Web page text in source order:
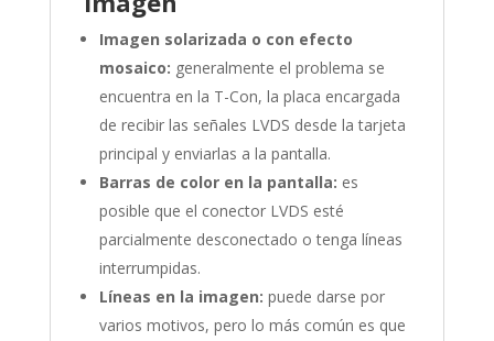
Imagen solarizada o con efecto
mosaico: generalmente el problema se
encuentra en la T-Con, la placa encargada
de recibir las señales LVDS desde la tarjeta
principal y enviarlas a la pantalla.
Barras de color en la pantalla: es
posible que el conector LVDS esté
parcialmente desconectado o tenga líneas
interrumpidas.
Líneas en la imagen: puede darse por
varios motivos, pero lo más común es que